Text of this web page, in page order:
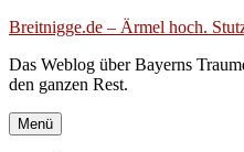
Zum
springen
Breitnigge.de – Ärmel hoch.
Das Weblog über Bayerns
den ganzen Rest.
Menü